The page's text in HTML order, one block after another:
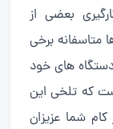
بعضی از
برخی
های خود
که تلخی این
شما عزیزان